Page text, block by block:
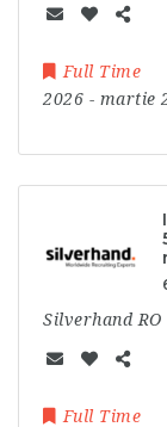
Full Time
2026 - martie
Silverhand RO
Full Time